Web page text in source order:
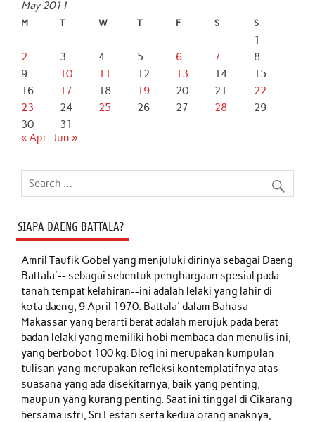
May 2011
M T W T F S S
1
2
3 4 5 6 7
8
9
10 11 12 13 14
15
16
17 18 19 20 21
22
23
24 25 26 27 28
29
30
31
« Apr Jun »
SIAPA DAENG BATTALA?
Amril Taufik Gobelyang menjuluki dirinya sebagai Daeng
Battala'-- sebagai sebentuk penghargaan spesial pada
tanah tempat kelahiran--ini adalah lelaki yang lahir di
kota daeng, 9 April 1970. Battala' dalam Bahasa
Makassar yang berarti berat adalah merujuk pada berat
badan lelaki yang memiliki hobi membaca dan menulis ini,
yang berbobot 100 kg. Blog ini merupakan kumpulan
tulisan yang merupakan refleksi kontemplatifnya atas
suasana yang ada disekitarnya, baik yang penting,
maupun yang kurang penting. Saat ini tinggal di Cikarang
bersama istri, Sri Lestari serta kedua orang anaknya,